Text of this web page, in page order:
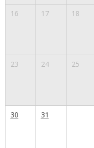
16 17 18
23 24 25
30 31